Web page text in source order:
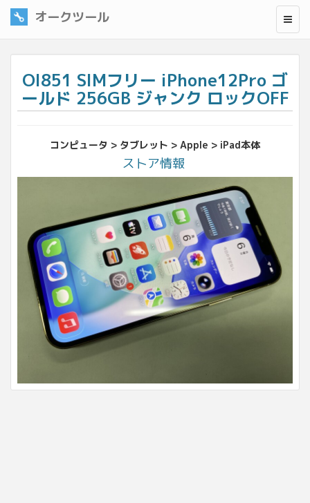
オークツール
OI851 SIMフリー iPhone12Pro ゴ
ールド 256GB ジャンク ロックOFF
コンピュータ > タブレット > Apple > iPad本体
ストア情報